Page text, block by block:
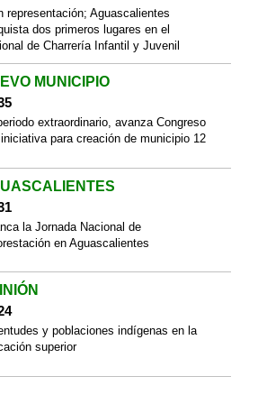
representación; Aguascalientes
dos primeros lugares en el
de Charrería Infantil y Juvenil
MUNICIPIO
extraordinario, avanza Congreso
para creación de municipio 12
la Jornada Nacional de
en Aguascalientes
y poblaciones indígenas en la
superior